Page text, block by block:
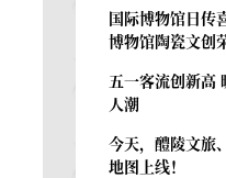
国际博物馆日传
博物馆陶瓷文创
五一客流创新高
人潮
今天，醴陵文旅
地图上线！